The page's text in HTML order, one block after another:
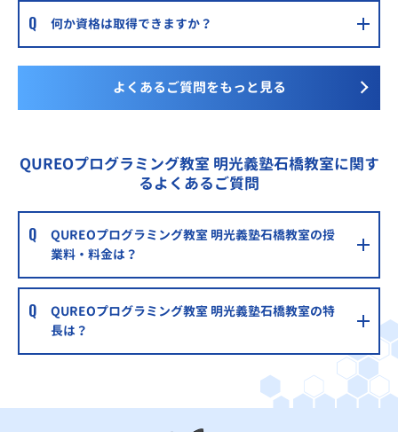
何か資格は取得できますか？
よくあるご質問をもっと見る
QUREOプログラミング教室 明光義塾石橋教室に関す
るよくあるご質問
QUREOプログラミング教室 明光義塾石橋教室の授
業料・料金は？
QUREOプログラミング教室 明光義塾石橋教室の特
長は？